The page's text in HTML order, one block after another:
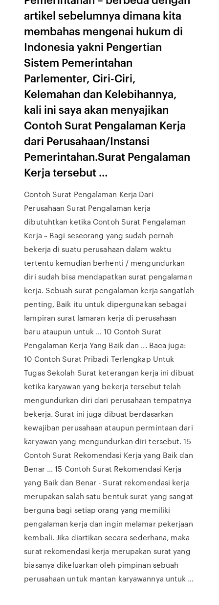
artikel sebelumnya dimana kita
membahas mengenai hukum di
Indonesia yakni Pengertian
Sistem Pemerintahan
Parlementer, Ciri-Ciri,
Kelemahan dan Kelebihannya,
kali ini saya akan menyajikan
Contoh Surat Pengalaman Kerja
dari Perusahaan/Instansi
Pemerintahan.Surat Pengalaman
Kerja tersebut …
Contoh Surat Pengalaman Kerja Dari
Perusahaan Surat Pengalaman kerja
dibutuhtkan ketika Contoh Surat Pengalaman
Kerja ~ Bagi seseorang yang sudah pernah
bekerja di suatu perusahaan dalam waktu
tertentu kemudian berhenti / mengundurkan
diri sudah bisa mendapatkan surat pengalaman
kerja. Sebuah surat pengalaman kerja sangatlah
penting, Baik itu untuk dipergunakan sebagai
lampiran surat lamaran kerja di perusahaan
baru ataupun untuk … 10 Contoh Surat
Pengalaman Kerja Yang Baik dan ... Baca juga:
10 Contoh Surat Pribadi Terlengkap Untuk
Tugas Sekolah Surat keterangan kerja ini dibuat
ketika karyawan yang bekerja tersebut telah
mengundurkan diri dari perusahaan tempatnya
bekerja. Surat ini juga dibuat berdasarkan
kewajiban perusahaan ataupun permintaan dari
karyawan yang mengundurkan diri tersebut. 15
Contoh Surat Rekomendasi Kerja yang Baik dan
Benar ... 15 Contoh Surat Rekomendasi Kerja
yang Baik dan Benar - Surat rekomendasi kerja
merupakan salah satu bentuk surat yang sangat
berguna bagi setiap orang yang memiliki
pengalaman kerja dan ingin melamar pekerjaan
kembali. Jika diartikan secara sederhana, maka
surat rekomendasi kerja merupakan surat yang
biasanya dikeluarkan oleh pimpinan sebuah
perusahaan untuk mantan karyawannya untuk …